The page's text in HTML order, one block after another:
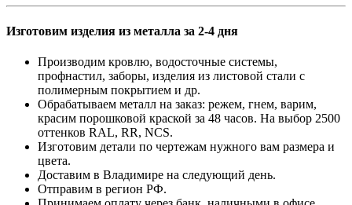
Изготовим изделия из металла за 2-4 дня
Производим кровлю, водосточные системы,
профнастил, заборы, изделия из листовой стали с
полимерным покрытием и др.
Обрабатываем металл на заказ: режем, гнем, варим,
красим порошковой краской за 48 часов. На выбор 2500
оттенков RAL, RR, NCS.
Изготовим детали по чертежам нужного вам размера и
цвета.
Доставим в Владимире на следующий день.
Отправим в регион РФ.